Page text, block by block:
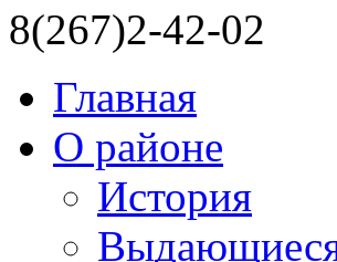
8(267)2-42-02
Главная
О районе
История